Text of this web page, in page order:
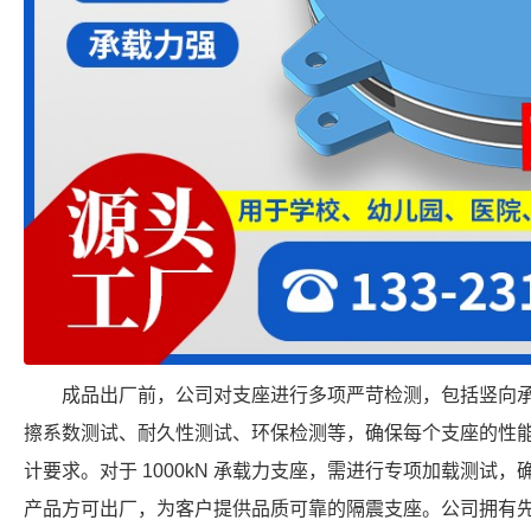
成品出厂前，公司对支座进行多项严苛检测，包括竖向
擦系数测试、耐久性测试、环保检测等，确保每个支座的性
计要求。对于 1000kN 承载力支座，需进行专项加载测试，
产品方可出厂，为客户提供品质可靠的隔震支座。公司拥有